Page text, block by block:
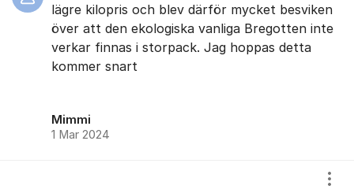
lägre kilopris och blev därför mycket besviken
över att den ekologiska vanliga Bregotten inte
verkar finnas i storpack. Jag hoppas detta
kommer snart
Mimmi
1 Mar 2024